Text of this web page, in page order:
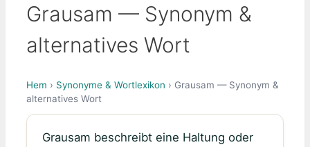
Grausam — Synonym &
alternatives Wort
Hem › Synonyme & Wortlexikon › Grausam — Synonym &
alternatives Wort
Grausam beschreibt eine Haltung oder